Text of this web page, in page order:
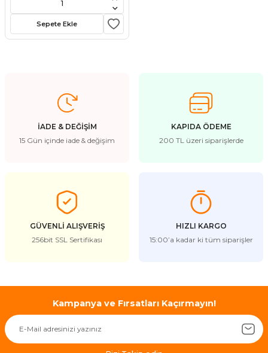
Kovucu Cihazlar
Sepete Ekle
İADE & DEĞİŞİM
15 Gün içinde iade & değişim
KAPIDA ÖDEME
200 TL üzeri siparişlerde
GÜVENLİ ALIŞVERİŞ
256bit SSL Sertifikası
HIZLI KARGO
15:00’a kadar ki tüm siparişler
Kampanya ve Fırsatları Kaçırmayın!